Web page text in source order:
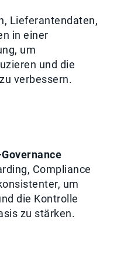
Lieferantendaten,
in einer
um
und die
verbessern.
Compliance
um
die Kontrolle
zu stärken.